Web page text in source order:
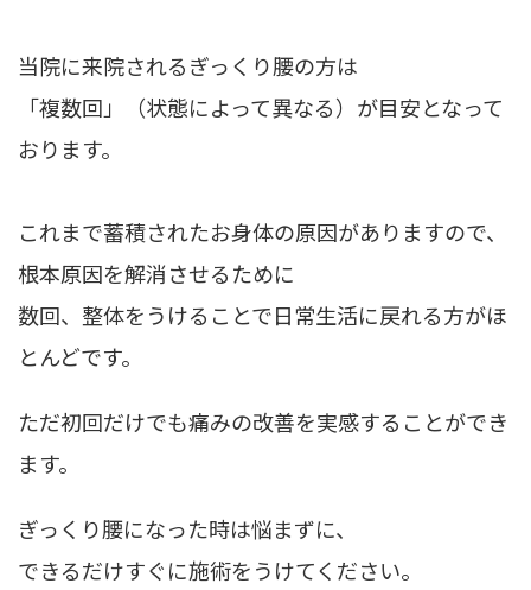
当院に来院されるぎっくり腰の方は
「複数回」（状態によって異なる）が目安となって
おります。
これまで蓄積されたお身体の原因がありますので、
根本原因を解消させるために
数回、整体をうけることで日常生活に戻れる方がほ
とんどです。
ただ初回だけでも痛みの改善を実感することができ
ます。
ぎっくり腰になった時は悩まずに、
できるだけすぐに施術をうけてください。